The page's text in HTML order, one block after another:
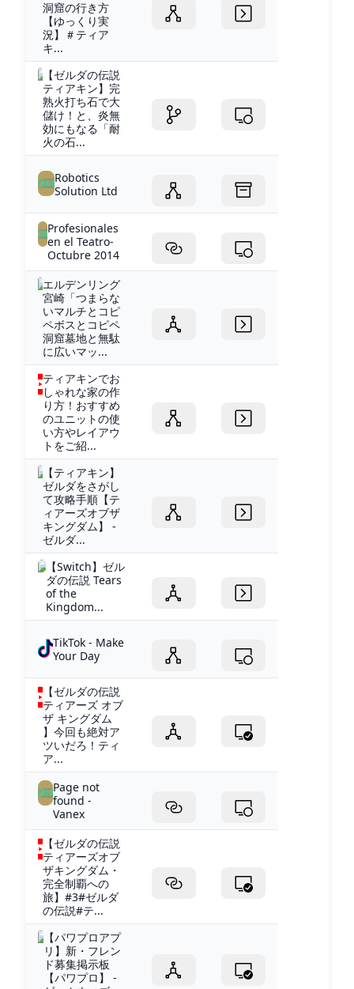
洞窟の行き方
【ゆっくり実
況】＃ティア
キ...
【ゼルダの伝説
ティアキン】完
熟火打ち石で大
儲け！と、炎無
効にもなる「耐
火の石...
Robotics
Solution Ltd
Profesionales
en el Teatro-
Octubre 2014
エルデンリング
宮崎「つまらな
いマルチとコピ
ペボスとコピペ
洞窟墓地と無駄
に広いマッ...
ティアキンでお
しゃれな家の作
り方！おすすめ
のユニットの使
い方やレイアウ
トをご紹...
【ティアキン】
ゼルダをさがし
て攻略手順【テ
ィアーズオブザ
キングダム】 -
ゼルダ...
【Switch】ゼル
ダの伝説 Tears
of the
Kingdom...
TikTok - Make
Your Day
【ゼルダの伝説
ティアーズ オブ
ザ キングダム
】今回も絶対ア
ツいだろ！ティ
ア...
Page not
found -
Vanex
【ゼルダの伝説
ティアーズオブ
ザキングダム・
完全制覇への
旅】#3#ゼルダ
の伝説#テ...
【パワプロアプ
リ】新・フレン
ド募集掲示板
【パワプロ】 -